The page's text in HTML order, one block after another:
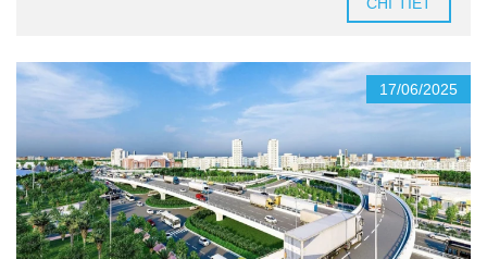
CHI TIẾT
17/06/2025